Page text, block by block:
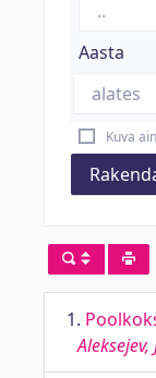
Aasta
Kuva
1.
Aleksejev,